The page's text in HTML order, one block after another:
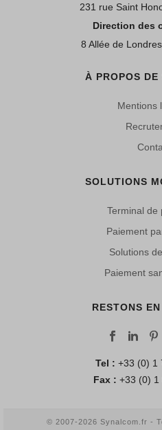
231 rue Saint
Direction des
8 Allée de
À PROPOS DE
Mentions
SOLUTIONS
Terminal de
Paiement
Solutions
Paiement
RESTONS
Tel : +33 (0) 1
Fax : +33 (0) 1
© 2007-2026 Synalcom.fr -